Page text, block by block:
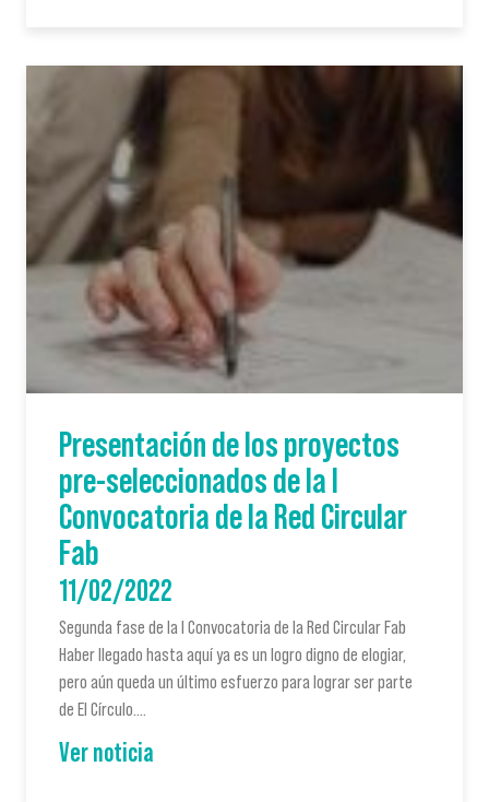
Presentación de los proyectos
pre-seleccionados de la I
Convocatoria de la Red Circular
Fab
11/02/2022
Segunda fase de la I Convocatoria de la Red Circular Fab
Haber llegado hasta aquí ya es un logro digno de elogiar,
pero aún queda un último esfuerzo para lograr ser parte
de El Círculo.…
Ver noticia